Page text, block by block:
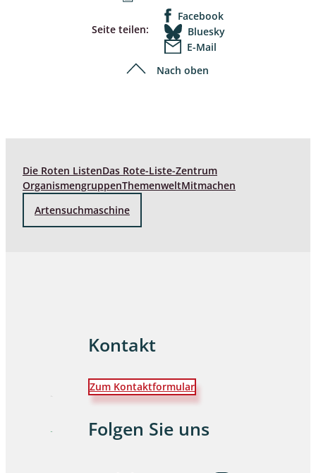
Seite teilen:
Facebook
Bluesky
E-Mail
Nach oben
Die Roten ListenDas Rote-Liste-Zentrum
OrganismengruppenThemenweltMitmachen
Artensuchmaschine
Kontakt
Zum Kontaktformular
Folgen Sie uns